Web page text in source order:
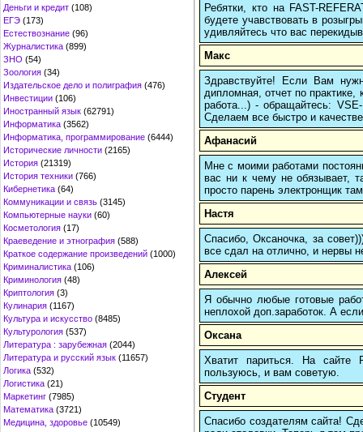
Деньги и кредит (108)
ЕГЭ (173)
Естествознание (96)
Журналистика (899)
ЗНО (54)
Зоология (34)
Издательское дело и полиграфия (476)
Инвестиции (106)
Иностранный язык (62791)
Информатика (3562)
Информатика, программирование (6444)
Исторические личности (2165)
История (21319)
История техники (766)
Кибернетика (64)
Коммуникации и связь (3145)
Компьютерные науки (60)
Косметология (17)
Краеведение и этнография (588)
Краткое содержание произведений (1000)
Криминалистика (106)
Криминология (48)
Криптология (3)
Кулинария (1167)
Культура и искусство (8485)
Культурология (537)
Литература : зарубежная (2044)
Литература и русский язык (11657)
Логика (532)
Логистика (21)
Маркетинг (7985)
Математика (3721)
Медицина, здоровье (10549)
Ребятки, кто на FAST-
будете учавствовать в
удивляйтесь что вас
Макс
Здравствуйте! Если Вам
дипломная, отчет по
работа...) - обращайтесь:
Сделаем все быстро и
Афанасий
Мне с моими работами
вас ни к чему не обязывает,
просто парень электронщик
Настя
Спасибо, Оксаночка, за
все сдал на отлично, и нервы
Алексей
Я обычно любые готовые
неплохой доп.заработок. А
Оксана
Хватит париться. На
пользуюсь, и вам советую.
Студент
Спасибо создателям сайта!